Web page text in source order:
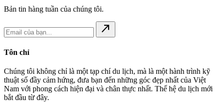
Bản tin hàng tuần của chúng tôi.
north_east
Tôn chỉ
Chúng tôi không chỉ là một tạp chí du lịch, mà là một hành trình kỹ
thuật số đầy cảm hứng, đưa bạn đến những góc đẹp nhất của Việt
Nam với phong cách hiện đại và chân thực nhất. Thế hệ du lịch mới
bắt đầu từ đây.